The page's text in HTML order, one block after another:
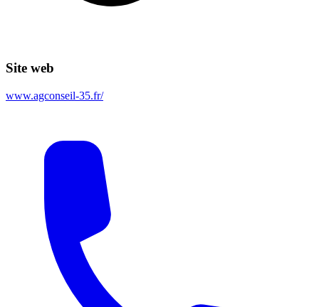
Site web
www.agconseil-35.fr/